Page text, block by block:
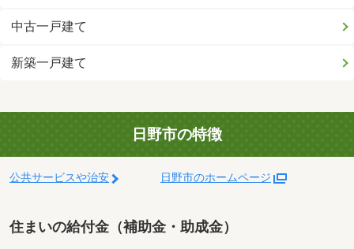
中古一戸建て
新築一戸建て
日野市の特徴
公共サービスや治安 日野市のホームページ
住まいの給付金（補助金・助成金）